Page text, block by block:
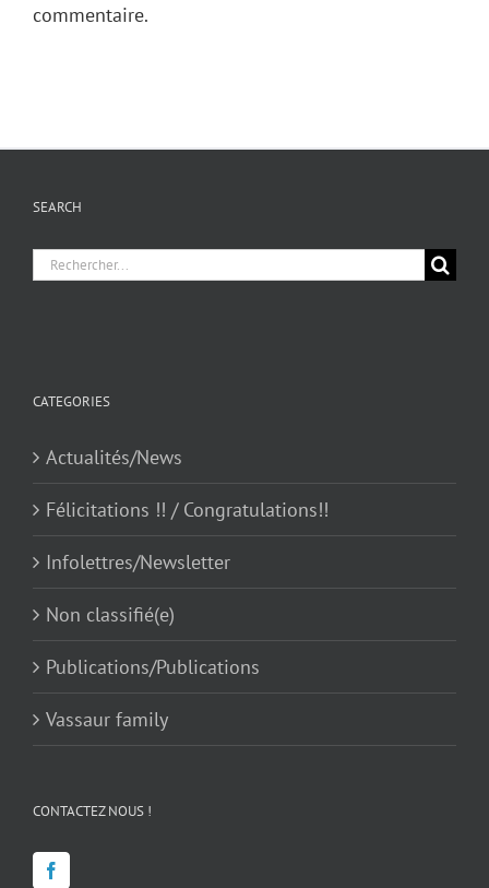
commentaire.
SEARCH
Chercher
CATEGORIES
Actualités/News
Félicitations !! / Congratulations!!
Infolettres/Newsletter
Non classifié(e)
Publications/Publications
Vassaur family
CONTACTEZ NOUS !